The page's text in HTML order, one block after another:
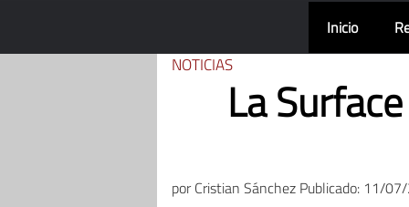
Inicio
NOTICIAS
La
porCristian Sánchez Publicado: 11/